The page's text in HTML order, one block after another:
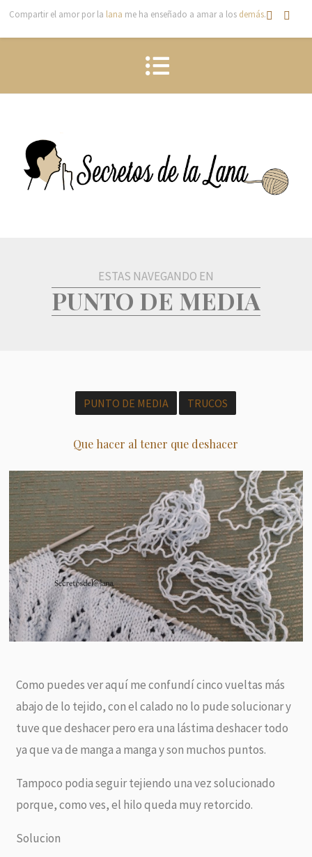
Compartir el amor por la lana me ha enseñado a amar a los demás.
ESTAS NAVEGANDO EN
PUNTO DE MEDIA
PUNTO DE MEDIA TRUCOS
Que hacer al tener que deshacer
Como puedes ver aquí me confundí cinco vueltas más
abajo de lo tejido, con el calado no lo pude solucionar y
tuve que deshacer pero era una lástima deshacer todo
ya que va de manga a manga y son muchos puntos.
Tampoco podia seguir tejiendo una vez solucionado
porque, como ves, el hilo queda muy retorcido.
Solucion